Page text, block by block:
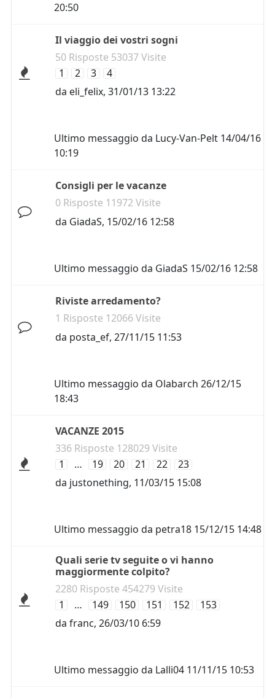
20:50
Il viaggio dei vostri sogni
50 Risposte 53037 Visite
1
2 3
4
da eli_felix, 31/01/13 13:22
Ultimo messaggio da Lucy-Van-Pelt 14/04/16
10:19
Consigli per le vacanze
0 Risposte 11972 Visite
da GiadaS, 15/02/16 12:58
Ultimo messaggio da GiadaS 15/02/16 12:58
Riviste arredamento?
1 Risposte 12066 Visite
da posta_ef, 27/11/15 11:53
Ultimo messaggio da Olabarch 26/12/15
18:43
VACANZE 2015
336 Risposte 128029 Visite
1
… 19 20 21 22
23
da justonething, 11/03/15 15:08
Ultimo messaggio da petra18 15/12/15 14:48
Quali serie tv seguite o vi hanno
maggiormente colpito?
2280 Risposte 454279 Visite
1
… 149 150 151 152
153
da franc, 26/03/10 6:59
Ultimo messaggio da Lalli04 11/11/15 10:53